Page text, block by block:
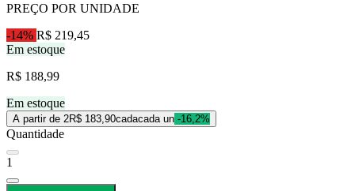
PREÇO POR UNIDADE
-14% R$ 219,45
Em estoque
R$ 188,99
Em estoque
A partir de 2R$ 183,90cadacada un -16,2%
Quantidade
1